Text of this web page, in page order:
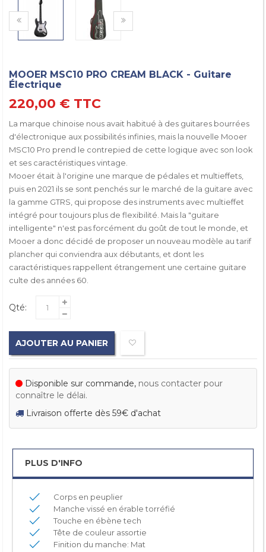
MOOER MSC10 PRO CREAM BLACK - Guitare
Électrique
220,00 € TTC
La marque chinoise nous avait habitué à des guitares bourrées
d'électronique aux possibilités infinies, mais la nouvelle Mooer
MSC10 Pro prend le contrepied de cette logique avec son look
et ses caractéristiques vintage.
Mooer était à l'origine une marque de pédales et multieffets,
puis en 2021 ils se sont penchés sur le marché de la guitare avec
la gamme GTRS, qui propose des instruments avec multieffet
intégré pour toujours plus de flexibilité. Mais la "guitare
intelligente" n'est pas forcément du goût de tout le monde, et
Mooer a donc décidé de proposer un nouveau modèle au tarif
plancher qui conviendra aux débutants, et dont les
caractéristiques rappellent étrangement une certaine guitare
culte des années 60.
Qté:
AJOUTER AU PANIER
Disponible sur commande, nous contacter pour
connaître le délai.
Livraison offerte dès 59€ d'achat
PLUS D'INFO
Corps en peuplier
Manche vissé en érable torréfié
Touche en ébène tech
Tête de couleur assortie
Finition du manche: Mat